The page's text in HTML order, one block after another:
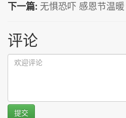
下一篇: 无惧恐吓 感恩节温暖
评论
提交